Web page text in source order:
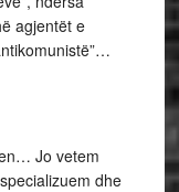
agjentët e
Jo vetem
dhe